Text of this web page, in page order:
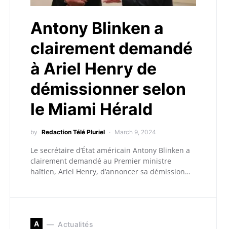
Antony Blinken a
clairement demandé
à Ariel Henry de
démissionner selon
le Miami Hérald
by Redaction Télé Pluriel March 9, 2024
Le secrétaire d’État américain Antony Blinken a
clairement demandé au Premier ministre
haïtien, Ariel Henry, d’annoncer sa démission…
A Actualités